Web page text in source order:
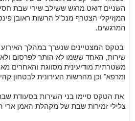
השניים דואט מרגש ששילב שירי שבת
המןזיקלי הצטרף מנכ"ל הרשות ראובן
המרגשים.
בטקס המצטיינים שנערך במהלך האירוע
שירות, האחד ששמו לא הותר לפרסום
משטרתית מודיעינית מסווגת והאחרים
ומרפא" וכן מהרשות העירונית לבטחון
את הטקס סיימו בני השירות בסעודת
צלילי זמירות שבת של מקהלת האמן ארי